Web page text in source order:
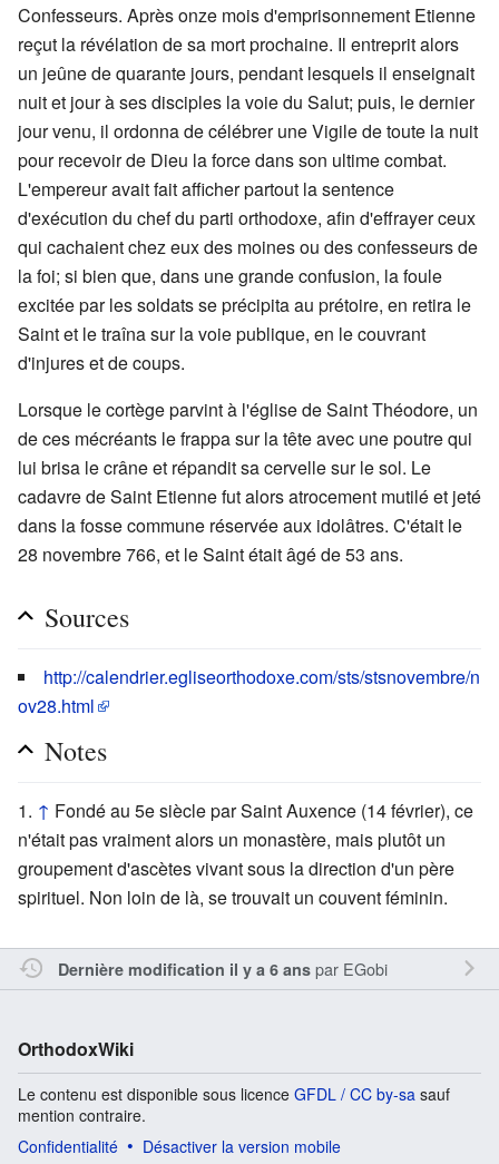
Confesseurs. Après onze mois d'emprisonnement Etienne
reçut la révélation de sa mort prochaine. Il entreprit alors
un jeûne de quarante jours, pendant lesquels il enseignait
nuit et jour à ses disciples la voie du Salut; puis, le dernier
jour venu, il ordonna de célébrer une Vigile de toute la nuit
pour recevoir de Dieu la force dans son ultime combat.
L'empereur avait fait afficher partout la sentence
d'exécution du chef du parti orthodoxe, afin d'effrayer ceux
qui cachaient chez eux des moines ou des confesseurs de
la foi; si bien que, dans une grande confusion, la foule
excitée par les soldats se précipita au prétoire, en retira le
Saint et le traîna sur la voie publique, en le couvrant
d'injures et de coups.
Lorsque le cortège parvint à l'église de Saint Théodore, un
de ces mécréants le frappa sur la tête avec une poutre qui
lui brisa le crâne et répandit sa cervelle sur le sol. Le
cadavre de Saint Etienne fut alors atrocement mutilé et jeté
dans la fosse commune réservée aux idolâtres. C'était le
28 novembre 766, et le Saint était âgé de 53 ans.
Sources
http://calendrier.egliseorthodoxe.com/sts/stsnovembre/n
ov28.html
Notes
↑ Fondé au 5e siècle par Saint Auxence (14 février), ce
n'était pas vraiment alors un monastère, mais plutôt un
groupement d'ascètes vivant sous la direction d'un père
spirituel. Non loin de là, se trouvait un couvent féminin.
Dernière modification il y a 6 anspar EGobi
OrthodoxWiki
Le contenu est disponible sous licence GFDL / CC by-sa sauf
mention contraire.
Confidentialité
Désactiver la version mobile